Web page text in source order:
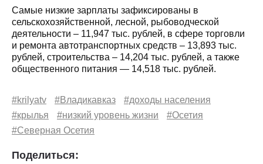
Самые низкие зарплаты зафиксированы в
сельскохозяйственной, лесной, рыбоводческой
деятельности – 11,947 тыс. рублей, в сфере торговли
и ремонта автотранспортных средств – 13,893 тыс.
рублей, строительства – 14,204 тыс. рублей, а также
общественного питания — 14,518 тыс. рублей.
#krilyatv #Владикавказ
#доходы населения
#крылья
#низкий уровень жизни
#Осетия
#Северная Осетия
Поделиться: